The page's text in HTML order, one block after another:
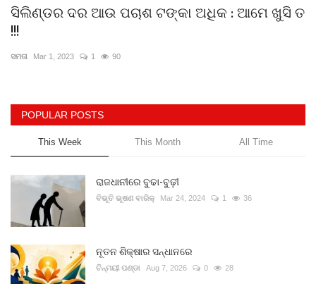
ସିଲିଣ୍ଡର ଦର ଆଉ ପଚାଶ ଟଙ୍କା ଅଧିକ : ଆମେ ଖୁସି ତ
!!!
ସମତା Mar 1, 2023 1 90
POPULAR POSTS
This Week This Month All Time
ରାଜଧାନୀରେ ବୁଢା-ବୁଢ଼ୀ
ବିଭୂତି ଭୂଷଣ ବାରିକ୍ Mar 24, 2024 1 36
ନୂତନ ଶିକ୍ଷାର ସନ୍ଧାନରେ
ଚିନ୍ମୟୀ ପଣ୍ଡା Aug 7, 2026 0 28